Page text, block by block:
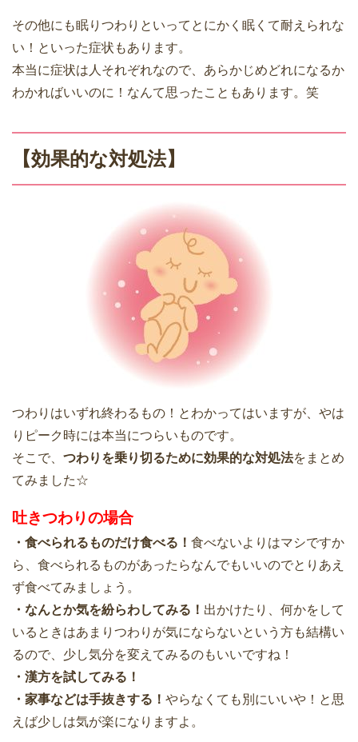
その他にも眠りつわりといってとにかく眠くて耐えられな
い！といった症状もあります。
本当に症状は人それぞれなので、あらかじめどれになるか
わかればいいのに！なんて思ったこともあります。笑
【効果的な対処法】
つわりはいずれ終わるもの！とわかってはいますが、やは
りピーク時には本当につらいものです。
そこで、 つわりを乗り切るために効果的な対処法をまとめ
てみました☆
吐きつわりの場合
・食べられるものだけ食べる！ 食べないよりはマシですか
ら、食べられるものがあったらなんでもいいのでとりあえ
ず食べてみましょう。
・なんとか気を紛らわしてみる！ 出かけたり、何かをして
いるときはあまりつわりが気にならないという方も結構い
るので、少し気分を変えてみるのもいいですね！
・漢方を試してみる！
・家事などは手抜きする！ やらなくても別にいいや！と思
えば少しは気が楽になりますよ。